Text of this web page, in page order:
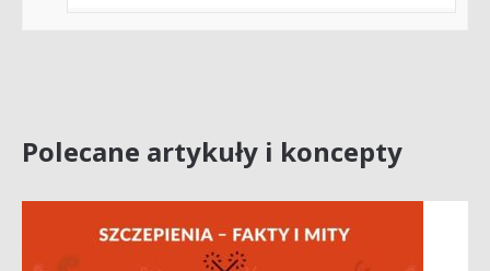
Polecane artykuły i koncepty